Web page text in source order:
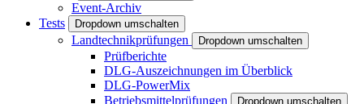
Event-Archiv
Tests
Dropdown umschalten
Landtechnikprüfungen Dropdown umschalten
Prüfberichte
DLG-Auszeichnungen im Überblick
DLG-PowerMix
Betriebsmittelprüfungen
Dropdown umschalten